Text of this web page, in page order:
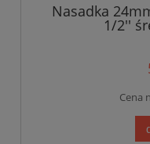
Nasadka
1/2''
Cena